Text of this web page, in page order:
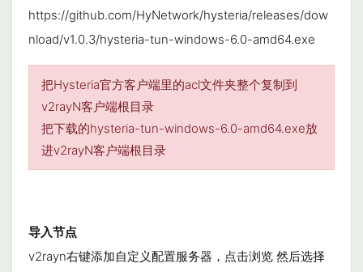
https://github.com/HyNetwork/hysteria/releases/dow
nload/v1.0.3/hysteria-tun-windows-6.0-amd64.exe
把Hysteria官方客户端里的acl文件夹整个复制到
v2rayN客户端根目录
把下载的hysteria-tun-windows-6.0-amd64.exe放
进v2rayN客户端根目录
导入节点
v2rayn右键添加自定义配置服务器，点击浏览 然后选择